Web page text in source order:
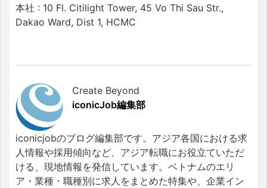
本社 : 10 Fl. Citilight Tower, 45 Vo Thi Sau Str.,
Dakao Ward, Dist 1, HCMC
Create Beyond
iconicJob編集部
iconicjobのブログ編集部です。アジア各国における求
人情報や採用傾向など、アジア転職にお役立ていただ
ける、現地情報を発信しています。ベトナムのエリ
ア・業種・職種別に求人をまとめた特集や、企業イン